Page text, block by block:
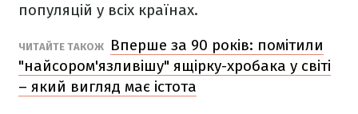
популяцій у всіх країнах.
ЧИТАЙТЕ ТАКОЖ
Вперше за 90 років: помітили
"найсором'язливішу" ящірку-хробака у світі
– який вигляд має істота